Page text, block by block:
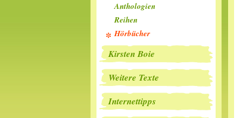
Anthologien
Reihen
Hörbücher
Kirsten Boie
Weitere Texte
Internettipps